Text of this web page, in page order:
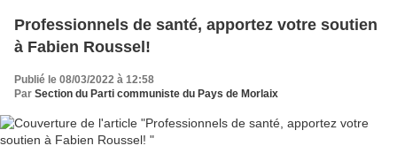
Professionnels de santé, apportez votre soutien
à Fabien Roussel!
Publié le 08/03/2022 à 12:58
Par Section du Parti communiste du Pays de Morlaix